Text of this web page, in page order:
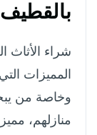
بالقطيف
شراء الأثاث
المميزات
وخاصة من
منازلهم،